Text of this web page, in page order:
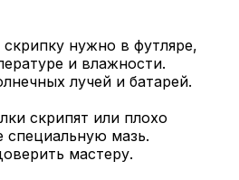
нужно в футляре,
и влажности.
лучей и батарей.
скрипят или плохо
специальную мазь.
мастеру.